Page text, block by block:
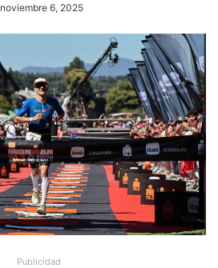
noviembre 6, 2025
Publicidad